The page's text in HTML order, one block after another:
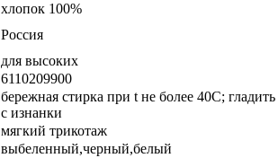
хлопок 100%
Россия
для высоких
6110209900
бережная стирка при t не более 40С; гладить
с изнанки
мягкий трикотаж
выбеленный,черный,белый